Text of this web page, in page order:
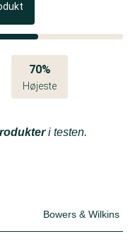
70%
Højeste
i testen.
Bowers & Wilkins